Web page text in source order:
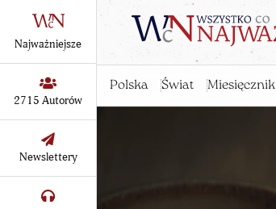
Polska Świat Miesięcznik
Najważniejsze
2715 Autorów
Newslettery